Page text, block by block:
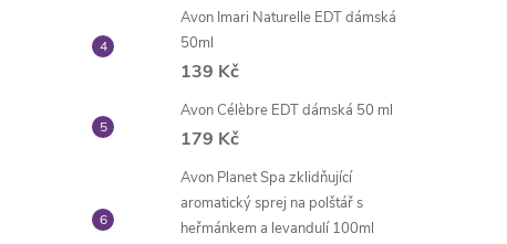
Avon Imari Naturelle EDT dámská
50ml
139 Kč
Avon Célèbre EDT dámská 50 ml
179 Kč
Avon Planet Spa zklidňující
aromatický sprej na polštář s
heřmánkem a levandulí 100ml